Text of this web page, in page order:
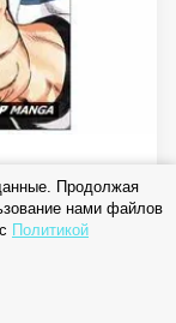
Продолжая
нами файлов
Политикой